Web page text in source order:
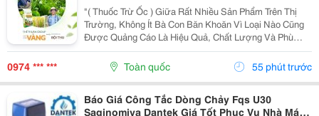
"( Thuốc Trừ Ốc ) Giữa Rất Nhiều Sản Phẩm Trên Thị
Trường, Không Ít Bà Con Băn Khoăn Vì Loại Nào Cũng
Được Quảng Cáo Là Hiệu Quả, Chất Lượng Và Phù
Hợp Cho Cây Trồng. Tuy Nhiên, Một Sản Phẩm Chỉ Thực
Sự Khẳng Định Được Giá Trị Khi Được Nhiều Người...
0974 *** *** Toàn quốc 55 phút trước
Báo Giá Công Tắc Dòng Chảy Fqs U30
Saginomiya Dantek Giá Tốt Phục Vụ Nhà Máy